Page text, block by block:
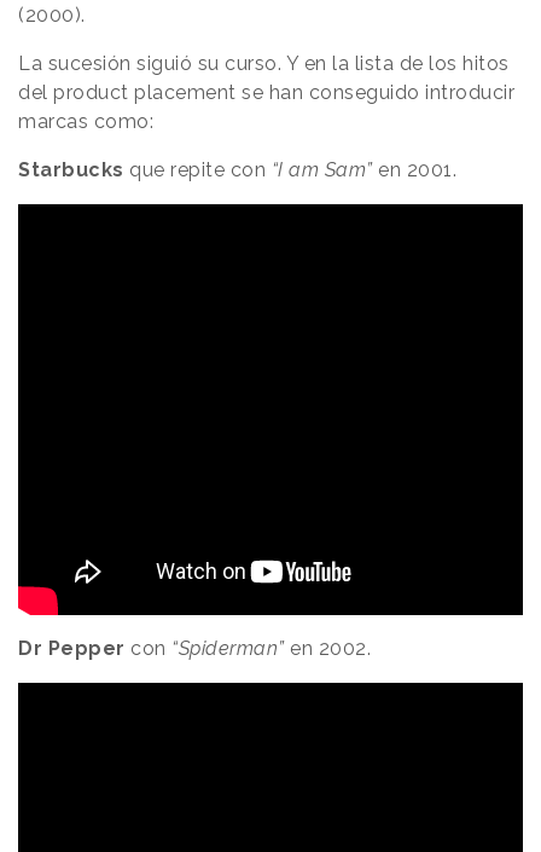
(2000).
La sucesión siguió su curso. Y en la lista de los hitos
del product placement se han conseguido introducir
marcas como:
Starbucks que repite con “I am Sam”en 2001.
Dr Pepper con “Spiderman”en 2002.